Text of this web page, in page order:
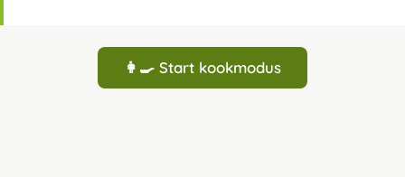
👩‍🍳 Start kookmodus